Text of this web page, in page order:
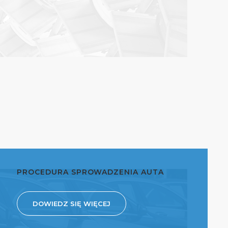
PROCEDURA SPROWADZENIA AUTA
DOWIEDZ SIĘ WIĘCEJ